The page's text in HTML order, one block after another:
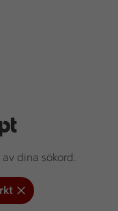
dina sökord.